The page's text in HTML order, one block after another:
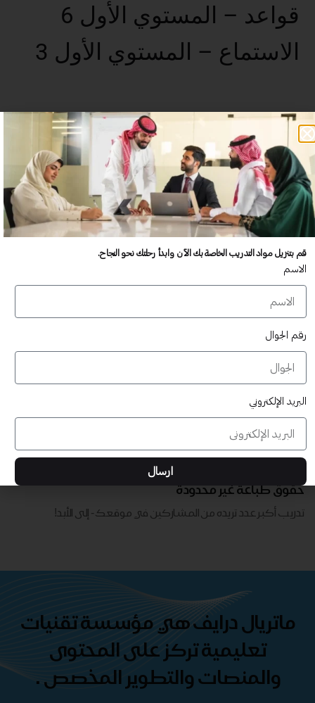
قواعد – المستوي الأول 6
الاستماع – المستوي الأول 3
عدد غير محدود من المستخدمين
تدريب أكبر عدد تريده من المشاركين في موقعك - ​​إلى الأبد!
لا توجد رسوم تجديد سنوية
تدريب أكبر عدد تريده من المشاركين في موقعك - ​​إلى الأبد!
قابلة للتخصيص بالكامل
تدريب أكبر عدد تريده من المشاركين في موقعك - ​​إلى الأبد!
حقوق طباعة غير محدودة
تدريب أكبر عدد تريده من المشاركين في موقعك - ​​إلى الأبد!
ماتريال درايف هي مؤسسة تقنيات
تعليمية تركز على المحتوى
والمنصات والتطوير المخصص .
قم بتنزيل مواد التدريب الخاصة بك الآن وابدأ رحلتك نحو النجاح.
الاسم
رقم الجوال
البريد الإلكتروني
ارسال